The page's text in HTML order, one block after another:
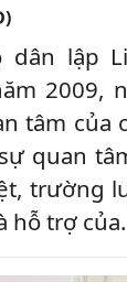
dân lập
2009,
tâm của
quan
trường
hỗ trợ